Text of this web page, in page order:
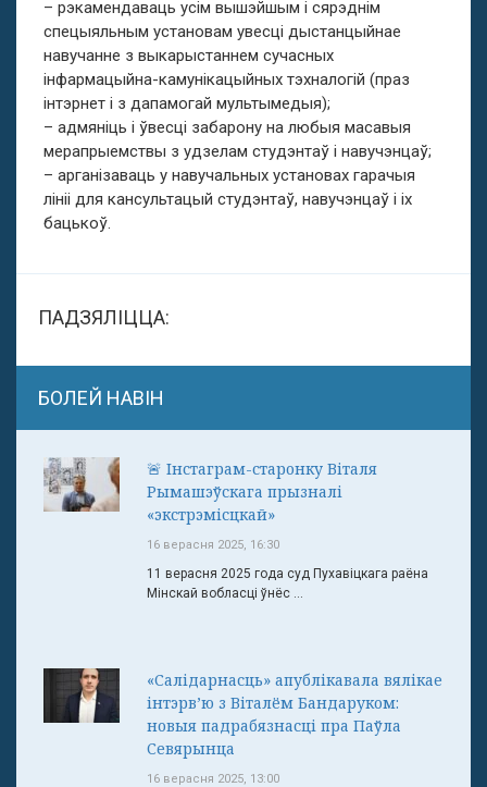
– рэкамендаваць усім вышэйшым і сярэднім
спецыяльным установам увесці дыстанцыйнае
навучанне з выкарыстаннем сучасных
інфармацыйна-камунікацыйных тэхналогій (праз
інтэрнет і з дапамогай мультымедыя);
– адмяніць і ўвесці забарону на любыя масавыя
мерапрыемствы з удзелам студэнтаў і навучэнцаў;
– арганізаваць у навучальных установах гарачыя
лініі для кансультацый студэнтаў, навучэнцаў і іх
бацькоў.
ПАДЗЯЛІЦЦА:
БОЛЕЙ НАВІН
🚨 Інстаграм-старонку Віталя
Рымашэўскага прызналі
«экстрэмісцкай»
16 верасня 2025, 16:30
11 верасня 2025 года суд Пухавіцкага раёна
Мінскай вобласці ўнёс ...
«Салідарнасць» апублікавала вялікае
інтэрв’ю з Віталём Бандаруком:
новыя падрабязнасці пра Паўла
Севярынца
16 верасня 2025, 13:00